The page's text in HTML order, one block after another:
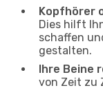
Kopfhörer
Dies hilft
schaffen
gestalten.
Ihre Beine
von Zeit zu